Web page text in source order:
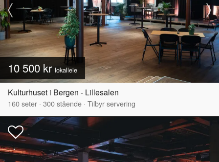
10 500 kr lokalleie
Kulturhuset i Bergen - Lillesalen
160seter · 300stående · Tilbyr servering